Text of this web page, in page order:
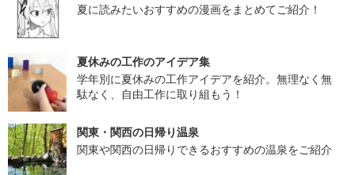
夏に読みたいおすすめの漫画をまとめてご紹介！
夏休みの工作のアイデア集
学年別に夏休みの工作アイデアを紹介。無理なく無
駄なく、自由工作に取り組もう！
関東・関西の日帰り温泉
関東や関西の日帰りできるおすすめの温泉をご紹介